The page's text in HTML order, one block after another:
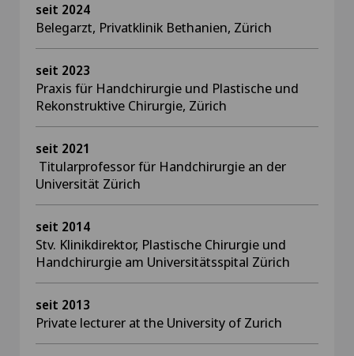
seit 2024
Belegarzt, Privatklinik Bethanien, Zürich
seit 2023
Praxis für Handchirurgie und Plastische und
Rekonstruktive Chirurgie, Zürich
seit 2021
Titularprofessor für Handchirurgie an der
Universität Zürich
seit 2014
Stv. Klinikdirektor, Plastische Chirurgie und
Handchirurgie am Universitätsspital Zürich
seit 2013
Private lecturer at the University of Zurich